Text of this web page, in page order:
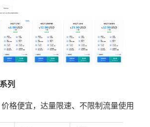
列
格便宜，达量限速、不限制流量使用